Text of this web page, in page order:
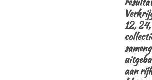
12, 24,
aan